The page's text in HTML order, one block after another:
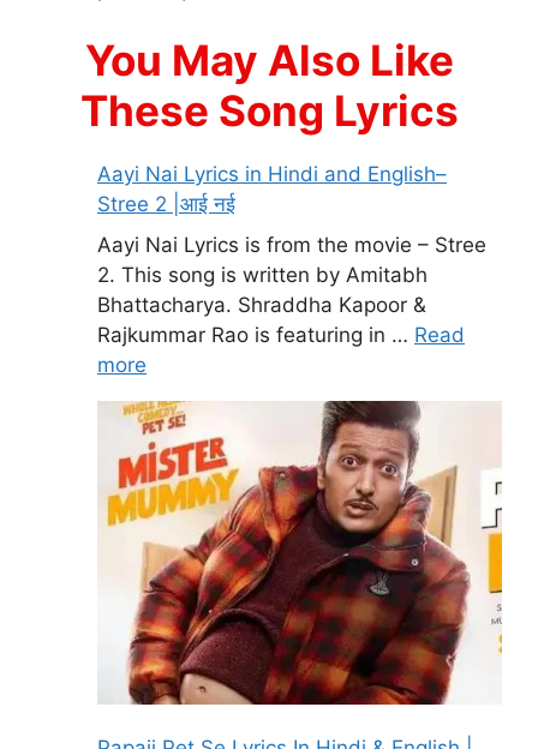
You May Also Like
These Song Lyrics
Aayi Nai Lyrics in Hindi and English–
Stree 2 |आई नई
Aayi Nai Lyrics is from the movie – Stree
2. This song is written by Amitabh
Bhattacharya. Shraddha Kapoor &
Rajkummar Rao is featuring in … Read
more